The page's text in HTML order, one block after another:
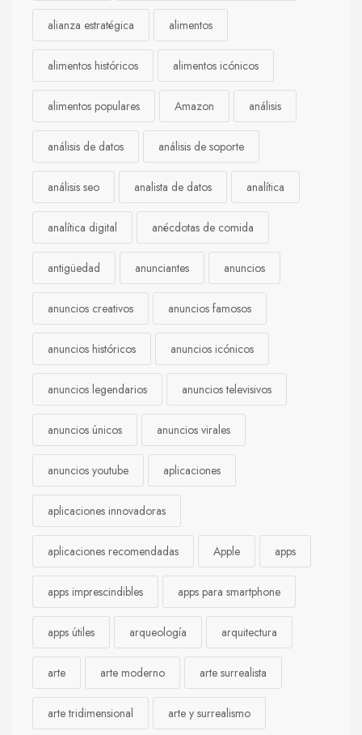
alianza estratégica alimentos
alimentos históricos alimentos icónicos
alimentos populares Amazon análisis
análisis de datos análisis de soporte
análisis seo analista de datos analítica
analítica digital anécdotas de comida
antigüedad anunciantes anuncios
anuncios creativos anuncios famosos
anuncios históricos anuncios icónicos
anuncios legendarios anuncios televisivos
anuncios únicos anuncios virales
anuncios youtube aplicaciones
aplicaciones innovadoras
aplicaciones recomendadas Apple apps
apps imprescindibles apps para smartphone
apps útiles arqueología arquitectura
arte arte moderno arte surrealista
arte tridimensional arte y surrealismo